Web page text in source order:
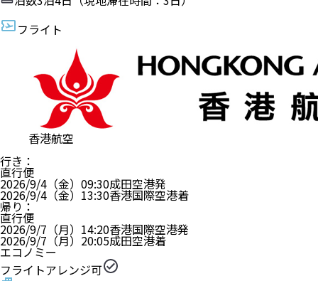
フライト
香港航空
行き ：
直行便
2026/9/4（金） 09:30成田空港発
2026/9/4（金） 13:30香港国際空港着
帰り ：
直行便
2026/9/7（月） 14:20香港国際空港発
2026/9/7（月） 20:05成田空港着
エコノミー
フライトアレンジ可